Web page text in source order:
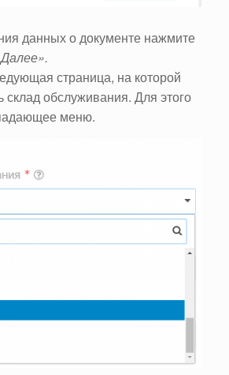
данных о документе нажмите
страница, на которой
склад обслуживания. Для этого
меню.